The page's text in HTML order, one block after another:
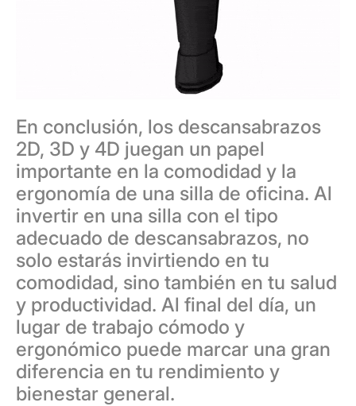
En conclusión, los descansabrazos
2D, 3D y 4D juegan un papel
importante en la comodidad y la
ergonomía de una silla de oficina. Al
invertir en una silla con el tipo
adecuado de descansabrazos, no
solo estarás invirtiendo en tu
comodidad, sino también en tu salud
y productividad. Al final del día, un
lugar de trabajo cómodo y
ergonómico puede marcar una gran
diferencia en tu rendimiento y
bienestar general.